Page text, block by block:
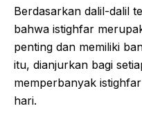
Berdasarkan dalil-dalil
bahwa istighfar
penting dan memiliki
itu, dianjurkan bagi
memperbanyak
hari.